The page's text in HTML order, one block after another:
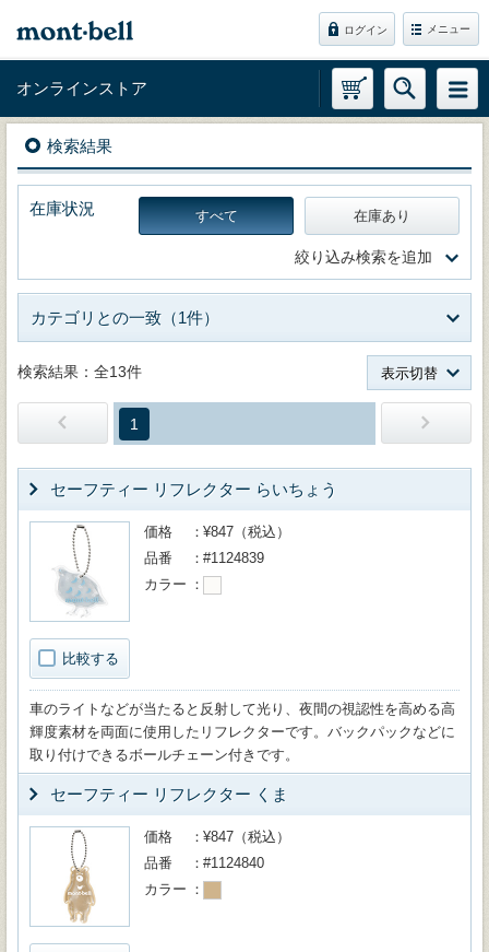
ログイン メニュー
オンラインストア
検索結果
在庫状況 すべて 在庫あり
絞り込み検索を追加
カテゴリとの一致（1件）
検索結果：全13件 表示切替
1
セーフティー リフレクター らいちょう
比較する
価格
¥847（税込）
品番
#1124839
カラー
車のライトなどが当たると反射して光り、夜間の視認性を高める高
輝度素材を両面に使用したリフレクターです。バックパックなどに
取り付けできるボールチェーン付きです。
セーフティー リフレクター くま
価格
¥847（税込）
品番
#1124840
カラー